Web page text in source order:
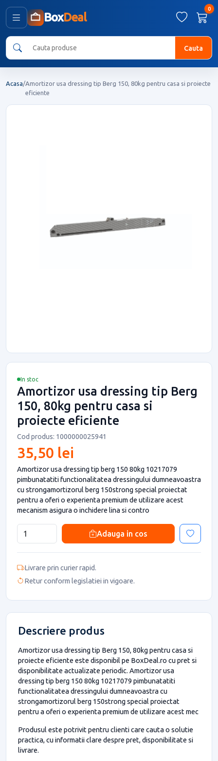
BoxDeal
0
Cauta
Acasa/Amortizor usa dressing tip Berg 150, 80kg pentru casa si proiecte
eficiente
In stoc
Amortizor usa dressing tip Berg
150, 80kg pentru casa si
proiecte eficiente
Cod produs: 1000000025941
35,50 lei
Amortizor usa dressing tip berg 150 80kg 10217079
pimbunatatiti functionalitatea dressingului dumneavoastra
cu strongamortizorul berg 150strong special proiectat
pentru a oferi o experienta premium de utilizare acest
mecanism asigura o inchidere lina si contro
Adauga in cos
Livrare prin curier rapid.
Retur conform legislatiei in vigoare.
Descriere produs
Amortizor usa dressing tip Berg 150, 80kg pentru casa si
proiecte eficiente este disponibil pe BoxDeal.ro cu pret si
disponibilitate actualizate periodic. Amortizor usa
dressing tip berg 150 80kg 10217079 pimbunatatiti
functionalitatea dressingului dumneavoastra cu
strongamortizorul berg 150strong special proiectat
pentru a oferi o experienta premium de utilizare acest mec
Produsul este potrivit pentru clienti care cauta o solutie
practica, cu informatii clare despre pret, disponibilitate si
livrare.